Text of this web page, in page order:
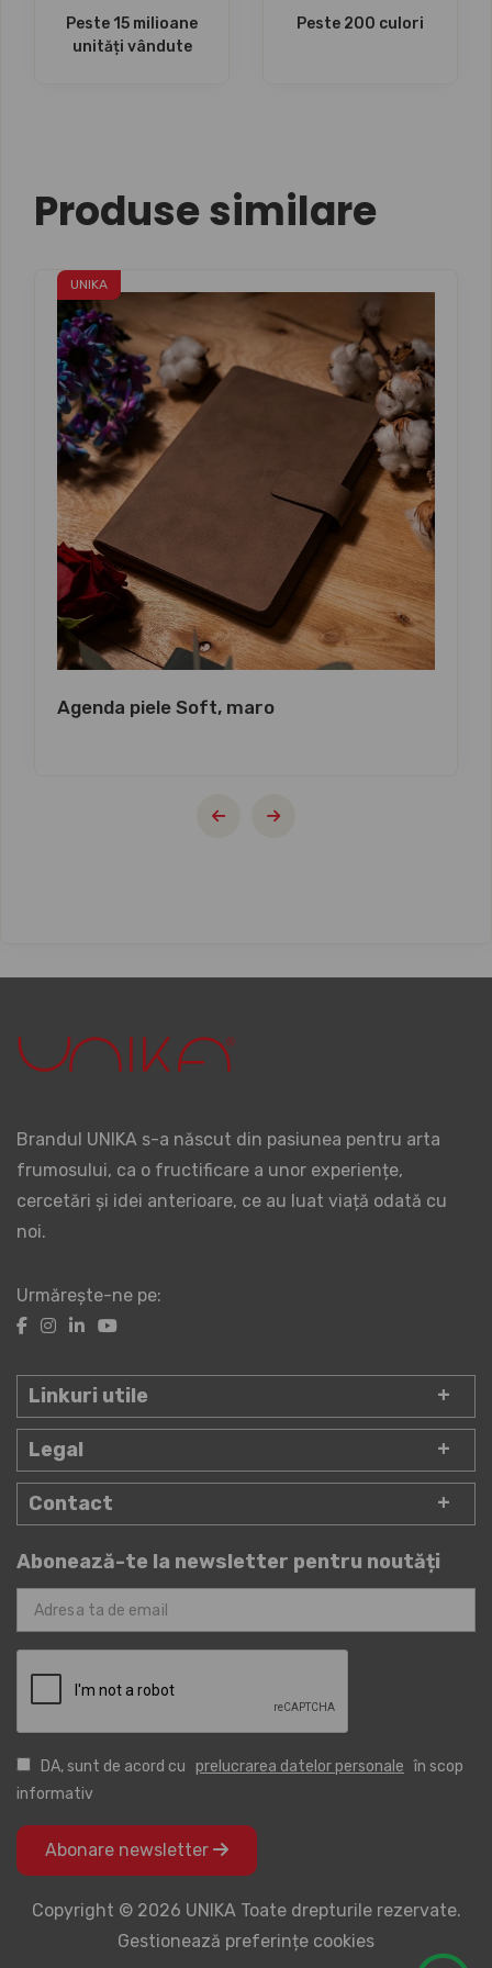
Peste 15 milioane
unități vândute
Peste 200 culori
Produse similare
UNIKA
Agenda piele Soft, maro
Brandul UNIKA s-a născut din pasiunea pentru arta
frumosului, ca o fructificare a unor experiențe,
cercetări și idei anterioare, ce au luat viață odată cu
noi.
Urmărește-ne pe:
Linkuri utile
Legal
Contact
Abonează-te la newsletter pentru noutăți
DA, sunt de acord cu prelucrarea datelor personale în scop
informativ
Abonare newsletter
Copyright © 2026 UNIKA Toate drepturile rezervate.
Gestionează preferințe cookies